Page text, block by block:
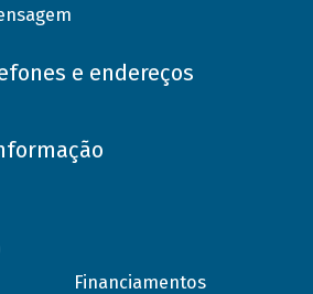
e endereços
Financiamentos